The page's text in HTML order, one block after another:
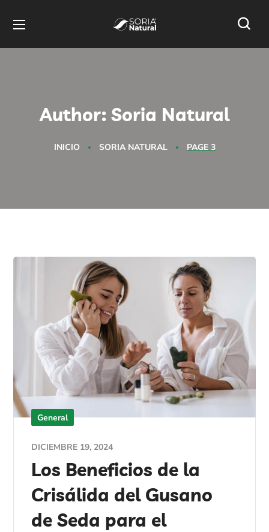
Author: Soria Natural
INICIO SORIA NATURAL PAGE 3
General
DICIEMBRE 19, 2024
Los Beneficios de la
Crisálida del Gusano
de Seda para el